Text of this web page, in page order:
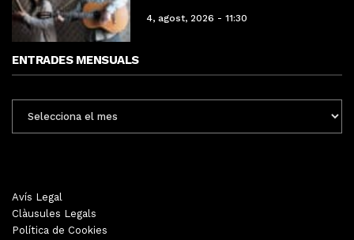
4, agost, 2026 - 11:30
ENTRADES MENSUALS
MENSUALS
Avís Legal
Clàusules Legals
Política de Cookies